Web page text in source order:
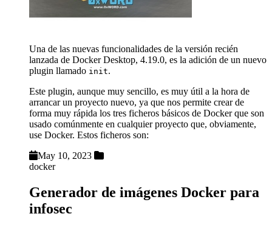
Una de las nuevas funcionalidades de la versión recién
lanzada de Docker Desktop, 4.19.0, es la adición de un nuevo
plugin llamado init.
Este plugin, aunque muy sencillo, es muy útil a la hora de
arrancar un proyecto nuevo, ya que nos permite crear de
forma muy rápida los tres ficheros básicos de Docker que son
usado comúnmente en cualquier proyecto que, obviamente,
use Docker. Estos ficheros son:
May 10, 2023
docker
Generador de imágenes Docker para
infosec